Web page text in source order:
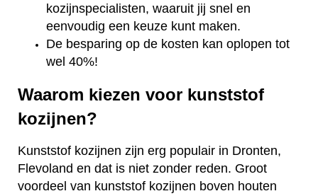
kozijnspecialisten, waaruit jij snel en
eenvoudig een keuze kunt maken.
De besparing op de kosten kan oplopen tot
wel 40%!
Waarom kiezen voor kunststof
kozijnen?
Kunststof kozijnen zijn erg populair in Dronten,
Flevoland en dat is niet zonder reden. Groot
voordeel van kunststof kozijnen boven houten